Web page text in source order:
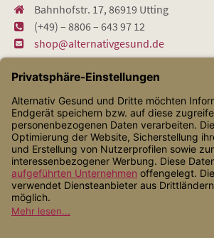
Bahnhofstr. 17, 86919 Utting
(+49) – 8806 – 643 97 12
shop@alternativgesund.de
Shop Service
Informationen
Zahlungsarten